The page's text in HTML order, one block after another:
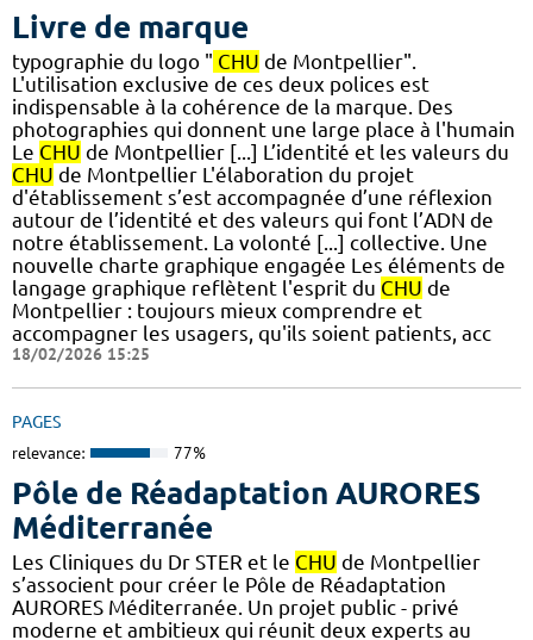
Livre de marque
typographie du logo " CHU de Montpellier".
L'utilisation exclusive de ces deux polices est
indispensable à la cohérence de la marque. Des
photographies qui donnent une large place à l'humain
Le CHU de Montpellier [...] L’identité et les valeurs du
CHU de Montpellier L'élaboration du projet
d'établissement s’est accompagnée d’une réflexion
autour de l’identité et des valeurs qui font l’ADN de
notre établissement. La volonté [...] collective.​ Une
nouvelle charte graphique engagée Les éléments de
langage graphique reflètent l'esprit du CHU de
Montpellier : toujours mieux comprendre et
accompagner les usagers, qu'ils soient patients, acc
18/02/2026 15:25
PAGES
relevance: 77%
Pôle de Réadaptation AURORES
Méditerranée
Les Cliniques du Dr STER et le CHU de Montpellier
s’associent pour créer le Pôle de Réadaptation
AURORES Méditerranée. Un projet public - privé
moderne et ambitieux qui réunit deux experts au